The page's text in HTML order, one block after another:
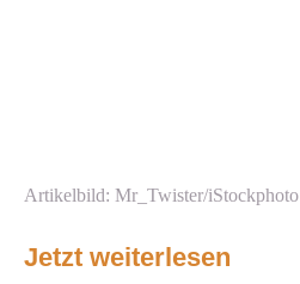
Artikelbild: Mr_Twister/iStockphoto
Jetzt weiterlesen